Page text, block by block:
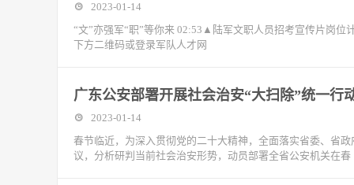
2023-01-14
“文”亦强军“职”等你来 02:53▲陆军文职人员招考宣传片岗位
下方二维码或登录军队人才网
广东公安部署开展社会治安“大扫除”统一行
2023-01-14
春节临近，为深入贯彻党的二十大精神，全面落实省委、省
议，分析研判当前社会治安形势，动员部署全省公安机关在春